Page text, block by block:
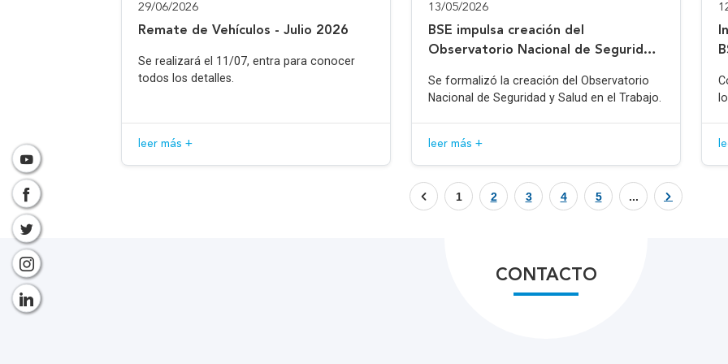
29/06/2026
Remate de Vehículos - Julio 2026
Se realizará el 11/07, entra para conocer
todos los detalles.
leer más +
13/05/2026
BSE impulsa creación del
Observatorio Nacional de Seguridad
Se formalizó la creación del Observatorio
Nacional de Seguridad y Salud en el Trabajo.
leer más +
1 2 3 4 5 ...
CONTACTO